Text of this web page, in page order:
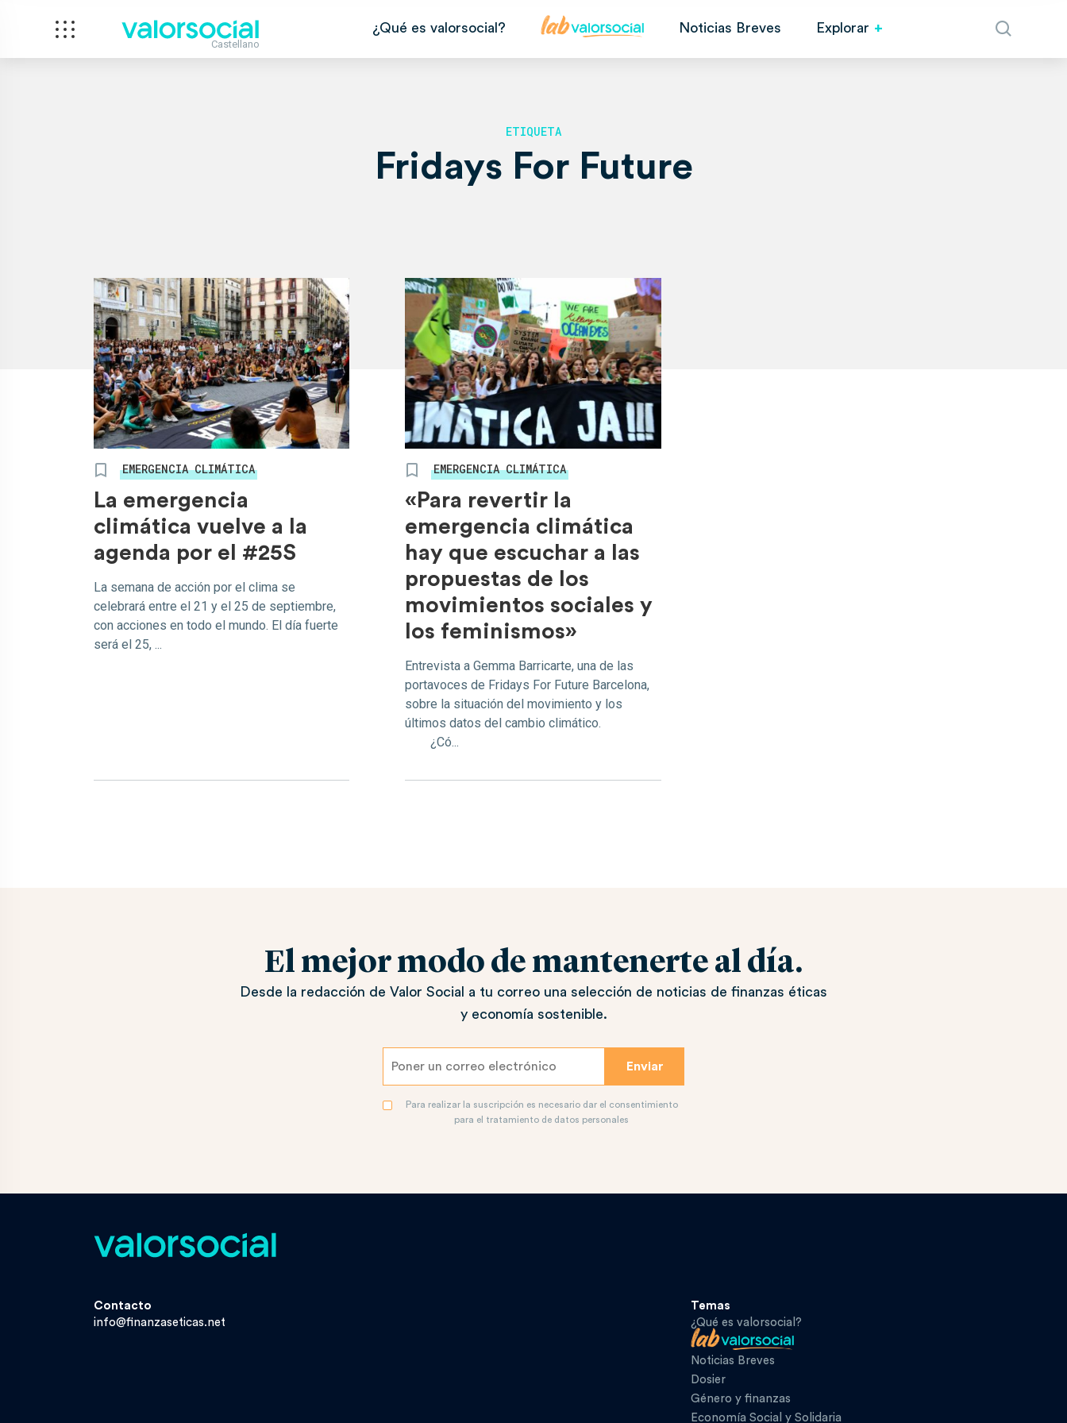
Castellano
¿Qué es valorsocial? Noticias Breves Explorar
ETIQUETA
Fridays For Future
EMERGENCIA CLIMÁTICA
La emergencia
climática vuelve a la
agenda por el #25S
La semana de acción por el clima se
celebrará entre el 21 y el 25 de septiembre,
con acciones en todo el mundo. El día fuerte
será el 25, ...
EMERGENCIA CLIMÁTICA
«Para revertir la
emergencia climática
hay que escuchar a las
propuestas de los
movimientos sociales y
los feminismos»
Entrevista a Gemma Barricarte, una de las
portavoces de Fridays For Future Barcelona,
sobre la situación del movimiento y los
últimos datos del cambio climático.
¿Có...
El mejor modo de mantenerte al día.
Desde la redacción de Valor Social a tu correo una selección de noticias de finanzas éticas
y economía sostenible.
Para realizar la suscripción es necesario dar el consentimiento
para el tratamiento de datos personales
Contacto
info@finanzaseticas.net
Temas
¿Qué es valorsocial?
Noticias Breves
Dosier
Género y finanzas
Economía Social y Solidaria